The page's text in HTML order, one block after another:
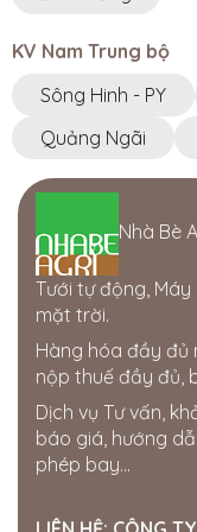
Tây Nguyên · 7J46+X6F
CÔNG TY TNHH
ỨNG DỤNG
Đồng Tháp
386 hùng vương. thị
tỉnh gia lai
0963750153
Cửa hàng Gia Bách
Ấp 7, xã Xuân Tay,
0343954508
Thế giới điện nước
205 Quang Trung,
Nông
KV Nam Trung bộ
Sông Hinh - PY
Quảng Ngãi
Nhà Bè
Tưới tự động,
mặt trời.
Hàng hóa đầy đủ
nộp thuế đầy đủ,
Dịch vụ Tư vấn,
báo giá, hướng
phép bay...